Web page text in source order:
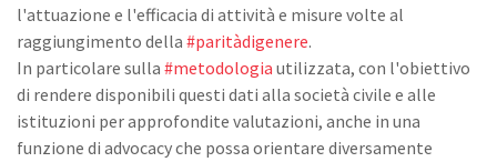
l'attuazione e l'efficacia di attività e misure volte al
raggiungimento della #paritàdigenere.
In particolare sulla #metodologia utilizzata, con l'obiettivo
di rendere disponibili questi dati alla società civile e alle
istituzioni per approfondite valutazioni, anche in una
funzione di advocacy che possa orientare diversamente